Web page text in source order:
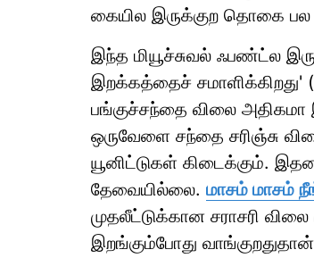
கையில இருக்குற தொகை பல
இந்த மியூச்சுவல் ஃபண்ட்ல
இறக்கத்தைச்
பங்குச்சந்தை விலை அதிகமா
ஒருவேளை சந்தை சரிஞ்சு
யூனிட்டுகள் கிடைக்கும்.
தேவையில்லை. மாசம் மாசம்
முதலீட்டுக்கான சராசரி
இறங்கும்போது